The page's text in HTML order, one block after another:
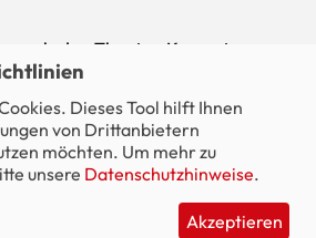
was los! - Theater, Konzerte,
Freizeit, Party - alle
Dieses Tool hilft Ihnen
von Drittanbietern
möchten. Um mehr zu
unsere Datenschutzhinweise.
Akzeptieren